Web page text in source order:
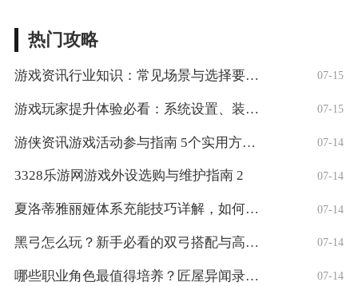
热门攻略
游戏资讯行业知识：常见场景与选择要点，5 07-15
游戏玩家提升体验必看：系统设置、装备与操 07-15
游侠资讯游戏活动参与指南 5个实用方法获 07-14
3328乐游网游戏外设选购与维护指南 2 07-14
夏洛蒂雅丽娅体系充能技巧详解，如何快速释 07-14
黑弓怎么玩？新手必看的双弓搭配与高觉攻略 07-14
哪些职业角色最值得培养？匠屋异闻录实用角 07-14